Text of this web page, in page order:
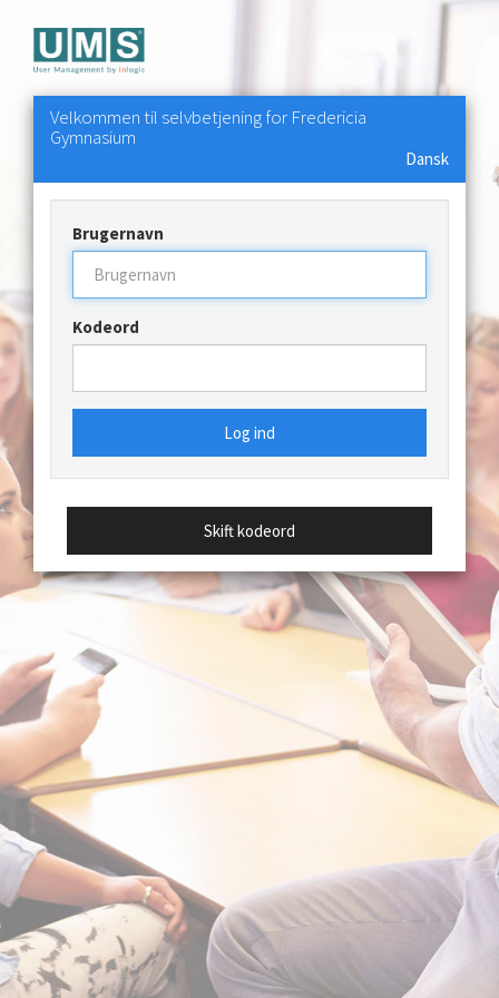
Velkommen til selvbetjening for Fredericia
Gymnasium
Dansk
Brugernavn
Kodeord
Skift kodeord